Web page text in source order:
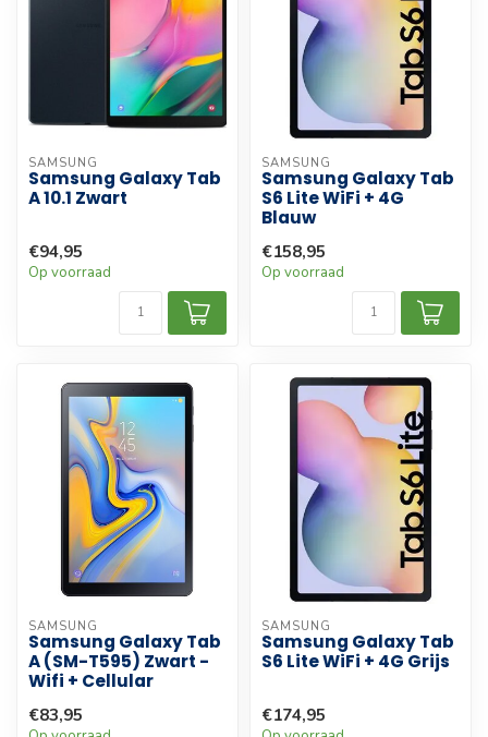
SAMSUNG
Samsung Galaxy Tab
A 10.1 Zwart
€94,95
Op voorraad
SAMSUNG
Samsung Galaxy Tab
S6 Lite WiFi + 4G
Blauw
€158,95
Op voorraad
SAMSUNG
Samsung Galaxy Tab
A (SM-T595) Zwart -
Wifi + Cellular
€83,95
SAMSUNG
Samsung Galaxy Tab
S6 Lite WiFi + 4G Grijs
€174,95